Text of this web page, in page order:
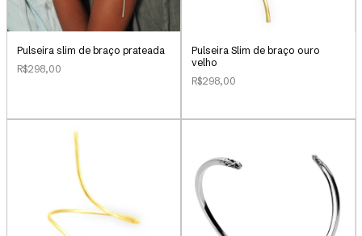
Pulseira slim de braço prateada
R$298,00
Pulseira Slim de braço ouro
velho
R$298,00